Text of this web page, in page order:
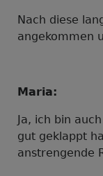
Nach diese
angekommen
Maria:
Ja, ich bin
gut geklappt
anstrengende